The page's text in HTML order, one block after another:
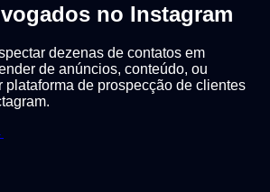
no Instagram
dezenas de contatos em
de anúncios, conteúdo, ou
plataforma de prospecção de clientes